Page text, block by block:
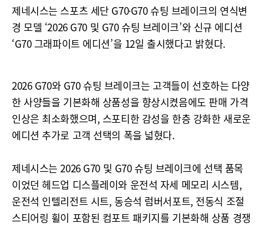
제네시스는 스포츠 세단 G70∙G70 슈팅 브레이크의 연식변
경 모델 ‘2026 G70 및 G70 슈팅 브레이크’와 신규 에디션
‘G70 그래파이트 에디션’을 12일 출시했다고 밝혔다.
2026 G70와 G70 슈팅 브레이크는 고객들이 선호하는 다양
한 사양들을 기본화해 상품성을 향상시켰음에도 판매 가격
인상은 최소화했으며, 스포티한 감성을 한층 강화한 새로운
에디션 추가로 고객 선택의 폭을 넓혔다.
제네시스는 2026 G70 및 G70 슈팅 브레이크에 선택 품목
이었던 헤드업 디스플레이와 운전석 자세 메모리 시스템,
운전석 인텔리전트 시트, 동승석 럼버서포트, 전동식 조절
스티어링 휠이 포함된 컴포트 패키지를 기본화해 상품 경쟁